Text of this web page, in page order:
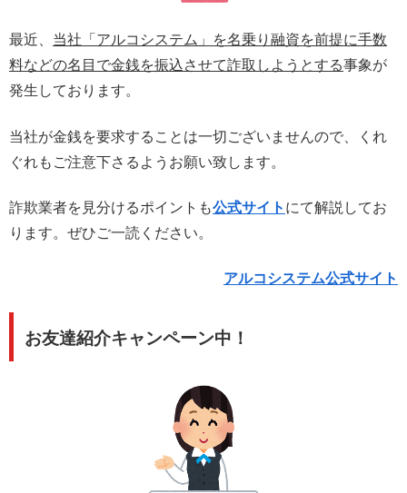
最近、 当社「アルコシステム」を名乗り融資を前提に手数
料などの名目で金銭を振込させて詐取しようとする事象が
発生しております。
当社が金銭を要求することは一切ございませんので、くれ
ぐれもご注意下さるようお願い致します。
詐欺業者を見分けるポイントも公式サイト にて解説してお
ります。ぜひご一読ください。
アルコシステム公式サイト
お友達紹介キャンペーン中！